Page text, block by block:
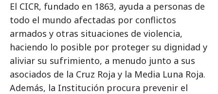
El CICR, fundado en 1863, ayuda a personas de
todo el mundo afectadas por conflictos
armados y otras situaciones de violencia,
haciendo lo posible por proteger su dignidad y
aliviar su sufrimiento, a menudo junto a sus
asociados de la Cruz Roja y la Media Luna Roja.
Además, la Institución procura prevenir el